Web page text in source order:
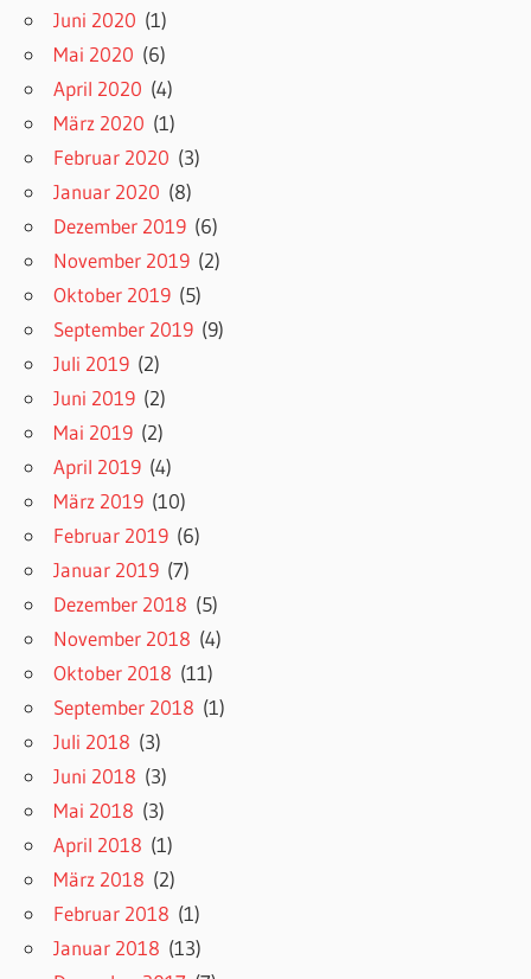
Juni 2020 (1)
Mai 2020 (6)
April 2020 (4)
März 2020 (1)
Februar 2020 (3)
Januar 2020 (8)
Dezember 2019 (6)
November 2019 (2)
Oktober 2019 (5)
September 2019 (9)
Juli 2019 (2)
Juni 2019 (2)
Mai 2019 (2)
April 2019 (4)
März 2019 (10)
Februar 2019 (6)
Januar 2019 (7)
Dezember 2018 (5)
November 2018 (4)
Oktober 2018 (11)
September 2018 (1)
Juli 2018 (3)
Juni 2018 (3)
Mai 2018 (3)
April 2018 (1)
März 2018 (2)
Februar 2018 (1)
Januar 2018 (13)